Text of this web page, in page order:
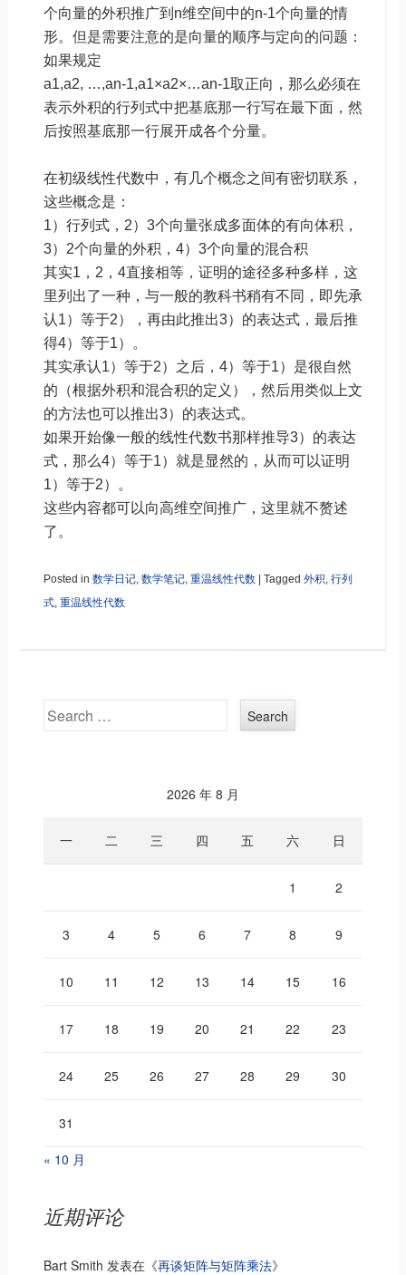
个向量的外积推广到n维空间中的n-1个向量的情
形。但是需要注意的是向量的顺序与定向的问题：
如果规定
a1,a2, …,an-1,a1×a2×…an-1取正向，那么必须在
表示外积的行列式中把基底那一行写在最下面，然
后按照基底那一行展开成各个分量。
在初级线性代数中，有几个概念之间有密切联系，
这些概念是：
1）行列式，2）3个向量张成多面体的有向体积，
3）2个向量的外积，4）3个向量的混合积
其实1，2，4直接相等，证明的途径多种多样，这
里列出了一种，与一般的教科书稍有不同，即先承
认1）等于2），再由此推出3）的表达式，最后推
得4）等于1）。
其实承认1）等于2）之后，4）等于1）是很自然
的（根据外积和混合积的定义），然后用类似上文
的方法也可以推出3）的表达式。
如果开始像一般的线性代数书那样推导3）的表达
式，那么4）等于1）就是显然的，从而可以证明
1）等于2）。
这些内容都可以向高维空间推广，这里就不赘述
了。
Posted in 数学日记, 数学笔记, 重温线性代数 | Tagged 外积 行列
式, 重温线性代数
Search
2026 年 8 月
一 二 三 四 五 六 日
1 2
3 4 5 6 7 8 9
10 11 12 13 14 15 16
17 18 19 20 21 22 23
24 25 26 27 28 29 30
31
« 10 月
近期评论
Bart Smith 发表在《再谈矩阵与矩阵乘法》